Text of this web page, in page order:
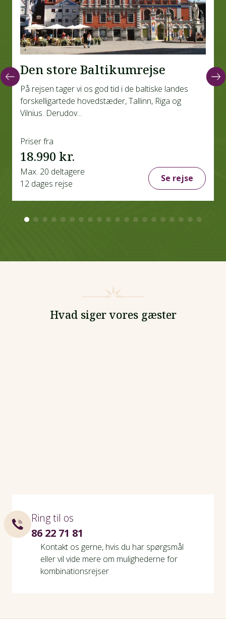
Den store Baltikumrejse
På rejsen tager vi os god tid i de baltiske landes
forskelligartede hovedstæder, Tallinn, Riga og
Vilnius. Derudov...
Priser fra
18.990 kr.
Max. 20 deltagere
12 dages rejse
Se rejse
Hvad siger vores gæster
Ring til os
86 22 71 81
Kontakt os gerne, hvis du har spørgsmål
eller vil vide mere om mulighederne for
kombinationsrejser